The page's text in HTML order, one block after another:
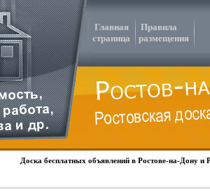
Главная
страница
Правила
размещения
Доска бесплатных объявлений в Ростове-на-Дону